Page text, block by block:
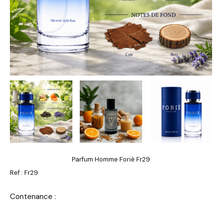
Parfum Homme Foriè Fr29
Ref : Fr29
Contenance :